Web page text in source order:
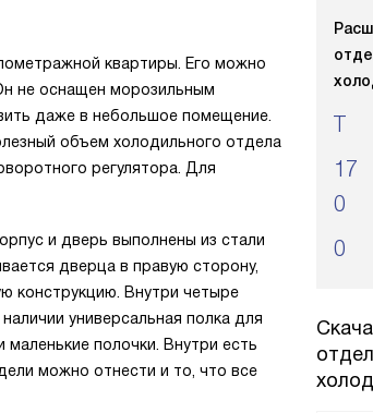
T
17
0
0
квартиры. Его можно
не оснащен морозильным
даже в небольшое помещение.
объем холодильного отдела
регулятора. Для
и дверь выполнены из стали
дверца в правую сторону,
конструкцию. Внутри четыре
универсальная полка для
полочки. Внутри есть
можно отнести и то, что все